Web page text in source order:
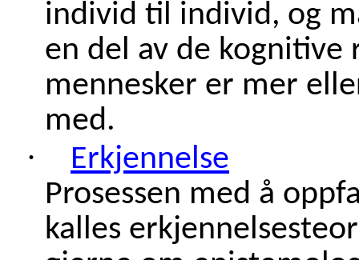
individ til individ, og
en del av de kognitive
mennesker er mer
med.
·
Erkjennelse
Prosessen med å
kalles